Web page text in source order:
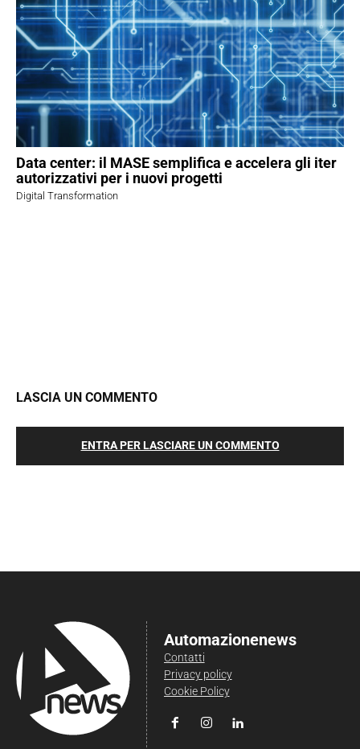
Data center: il MASE semplifica e accelera gli iter
autorizzativi per i nuovi progetti
Digital Transformation
LASCIA UN COMMENTO
ENTRA PER LASCIARE UN COMMENTO
Automazionenews
Contatti
Privacy policy
Cookie Policy